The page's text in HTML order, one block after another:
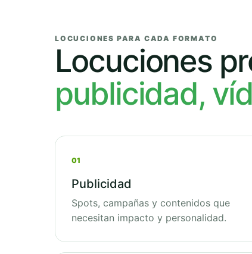
LOCUCIONES PARA CADA FORMATO
Locuciones
publicidad,
01
Publicidad
Spots, campañas y contenidos que
necesitan impacto y personalidad.